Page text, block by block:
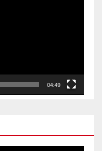
04:49